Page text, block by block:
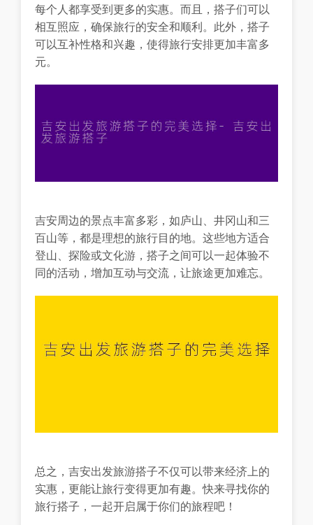
每个人都享受到更多的实惠。而且，搭子们可以
相互照应，确保旅行的安全和顺利。此外，搭子
可以互补性格和兴趣，使得旅行安排更加丰富多
元。
吉安周边的景点丰富多彩，如庐山、井冈山和三
百山等，都是理想的旅行目的地。这些地方适合
登山、探险或文化游，搭子之间可以一起体验不
同的活动，增加互动与交流，让旅途更加难忘。
总之，吉安出发旅游搭子不仅可以带来经济上的
实惠，更能让旅行变得更加有趣。快来寻找你的
旅行搭子，一起开启属于你们的旅程吧！